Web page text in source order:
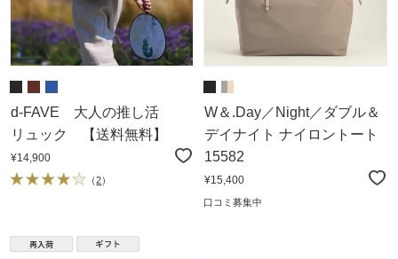
d-FAVE 大人の推し活
リュック 【送料無料】
¥14,900
（2）
W＆.Day／Night／ダブル＆
デイナイト ナイロントート
15582
¥15,400
口コミ募集中